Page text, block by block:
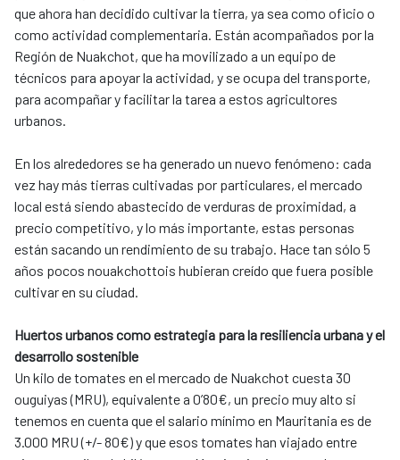
que ahora han decidido cultivar la tierra, ya sea como oficio o
como actividad complementaria. Están acompañados por la
Región de Nuakchot, que ha movilizado a un equipo de
técnicos para apoyar la actividad, y se ocupa del transporte,
para acompañar y facilitar la tarea a estos agricultores
urbanos.
En los alrededores se ha generado un nuevo fenómeno: cada
vez hay más tierras cultivadas por particulares, el mercado
local está siendo abastecido de verduras de proximidad, a
precio competitivo, y lo más importante, estas personas
están sacando un rendimiento de su trabajo. Hace tan sólo 5
años pocos nouakchottois hubieran creído que fuera posible
cultivar en su ciudad.
Huertos urbanos como estrategia para la resiliencia urbana y el
desarrollo sostenible
Un kilo de tomates en el mercado de Nuakchot cuesta 30
ouguiyas (MRU), equivalente a 0’80€, un precio muy alto si
tenemos en cuenta que el salario mínimo en Mauritania es de
3.000 MRU (+/- 80€) y que esos tomates han viajado entre